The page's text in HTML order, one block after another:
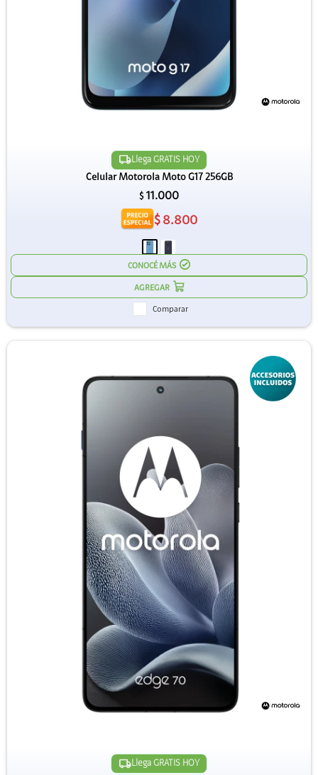
Llega GRATIS HOY
Celular Motorola Moto G17 256GB
$ 11.000
$ 8.800
CONOCÉ MÁS
Comparar
Llega GRATIS HOY